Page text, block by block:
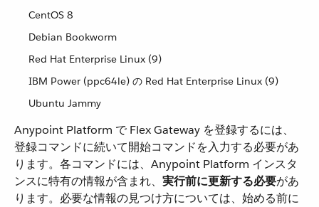
CentOS 8
Debian Bookworm
Red Hat Enterprise Linux (9)
IBM Power (ppc64le) の Red Hat Enterprise Linux (9)
Ubuntu Jammy
Anypoint Platform で Flex Gateway を登録するには、
登録コマンドに続いて開始コマンドを入力する必要があ
ります。各コマンドには、Anypoint Platform インスタ
ンスに特有の情報が含まれ、​ 実行前に更新する必要​があ
ります。必要な情報の見つけ方については、始める前に​